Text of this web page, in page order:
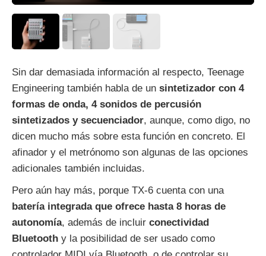
Sin dar demasiada información al respecto, Teenage
Engineering también habla de un sintetizador con 4
formas de onda, 4 sonidos de percusión
sintetizados y secuenciador, aunque, como digo, no
dicen mucho más sobre esta función en concreto. El
afinador y el metrónomo son algunas de las opciones
adicionales también incluidas.
Pero aún hay más, porque TX-6 cuenta con una
batería integrada que ofrece hasta 8 horas de
autonomía, además de incluir conectividad
Bluetooth y la posibilidad de ser usado como